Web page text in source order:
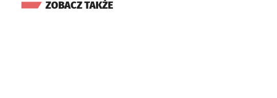
ZOBACZ TAKŻE